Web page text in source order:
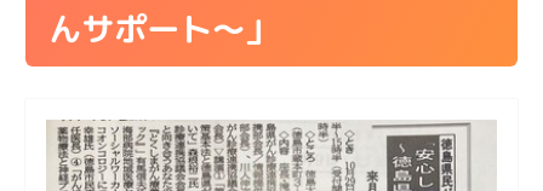
んサポート～」